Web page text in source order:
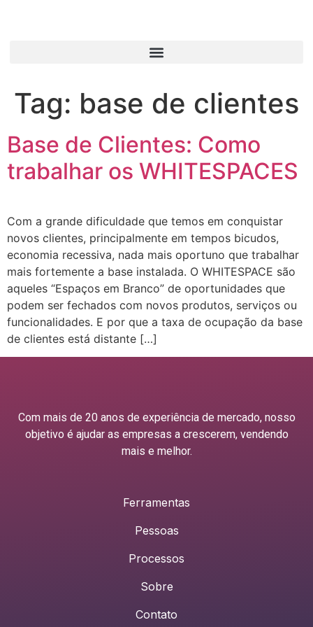
Tag: base de clientes
Base de Clientes: Como
trabalhar os WHITESPACES
Com a grande dificuldade que temos em conquistar
novos clientes, principalmente em tempos bicudos,
economia recessiva, nada mais oportuno que trabalhar
mais fortemente a base instalada. O WHITESPACE são
aqueles “Espaços em Branco” de oportunidades que
podem ser fechados com novos produtos, serviços ou
funcionalidades. E por que a taxa de ocupação da base
de clientes está distante […]
Com mais de 20 anos de experiência de mercado, nosso
objetivo é ajudar as empresas a crescerem, vendendo
mais e melhor.
Ferramentas
Pessoas
Processos
Sobre
Contato